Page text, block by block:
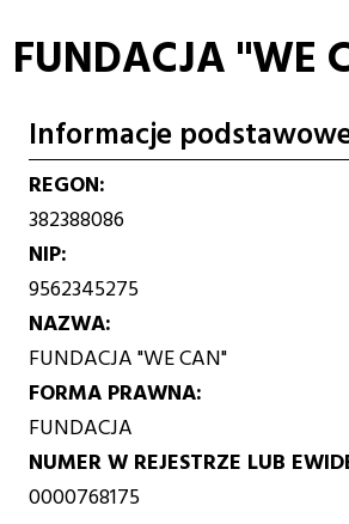
nawigacyjna
FUNDACJA "WE
Informacje
REGON
382388086
NIP
9562345275
NAZWA
FUNDACJA "WE CAN"
FORMA PRAWNA
FUNDACJA
NUMER W REJESTRZE LUB
0000768175